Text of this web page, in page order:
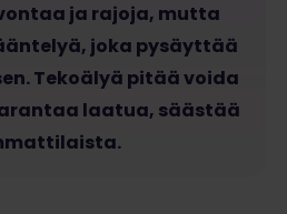
ja rajoja, mutta
joka pysäyttää
Tekoälyä pitää voida
laatua, säästää